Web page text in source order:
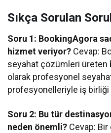
Sıkça Sorulan
Soru 1: BookingAgora
hizmet veriyor? Cevap:
seyahat çözümleri üreten
olarak profesyonel
profesyonelleriyle iş birliği
Soru 2: Bu tür
neden önemli? Cevap: